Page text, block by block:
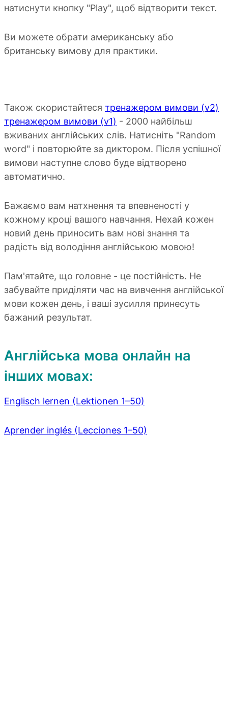
натиснути кнопку "Play", щоб відтворити текст.
Ви можете обрати американську або
британську вимову для практики.
Також скористайтеся тренажером вимови (v2)
тренажером вимови (v1) - 2000 найбільш
вживаних англійських слів. Натисніть "Random
word" і повторюйте за диктором. Після успішної
вимови наступне слово буде відтворено
автоматично.
Бажаємо вам натхнення та впевненості у
кожному кроці вашого навчання. Нехай кожен
новий день приносить вам нові знання та
радість від володіння англійською мовою!
Пам'ятайте, що головне - це постійність. Не
забувайте приділяти час на вивчення англійської
мови кожен день, і ваші зусилля принесуть
бажаний результат.
Англійська мова онлайн на
інших мовах:
Englisch lernen (Lektionen 1–50)
Aprender inglés (Lecciones 1–50)